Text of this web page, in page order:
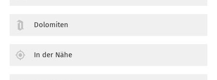
Dolomiten
In der Nähe